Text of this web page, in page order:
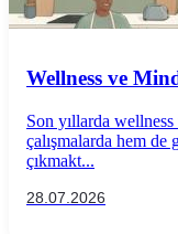
Wellness ve
Son yıllarda
çalışmalarda hem de
çıkmakt...
28.07.2026